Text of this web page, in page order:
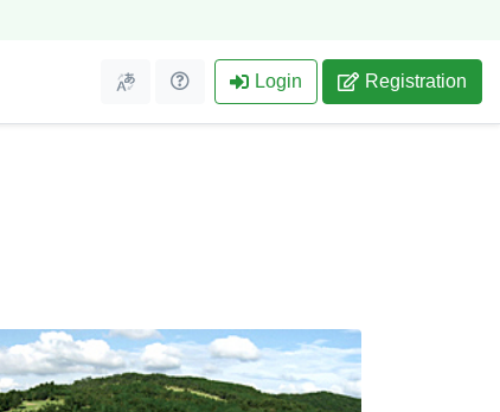
Login Registration